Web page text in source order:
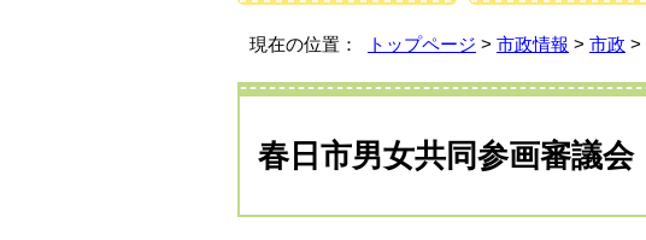
現在の位置： トップページ > 市政情報 > 市政 >
春日市男女共同参画審議会